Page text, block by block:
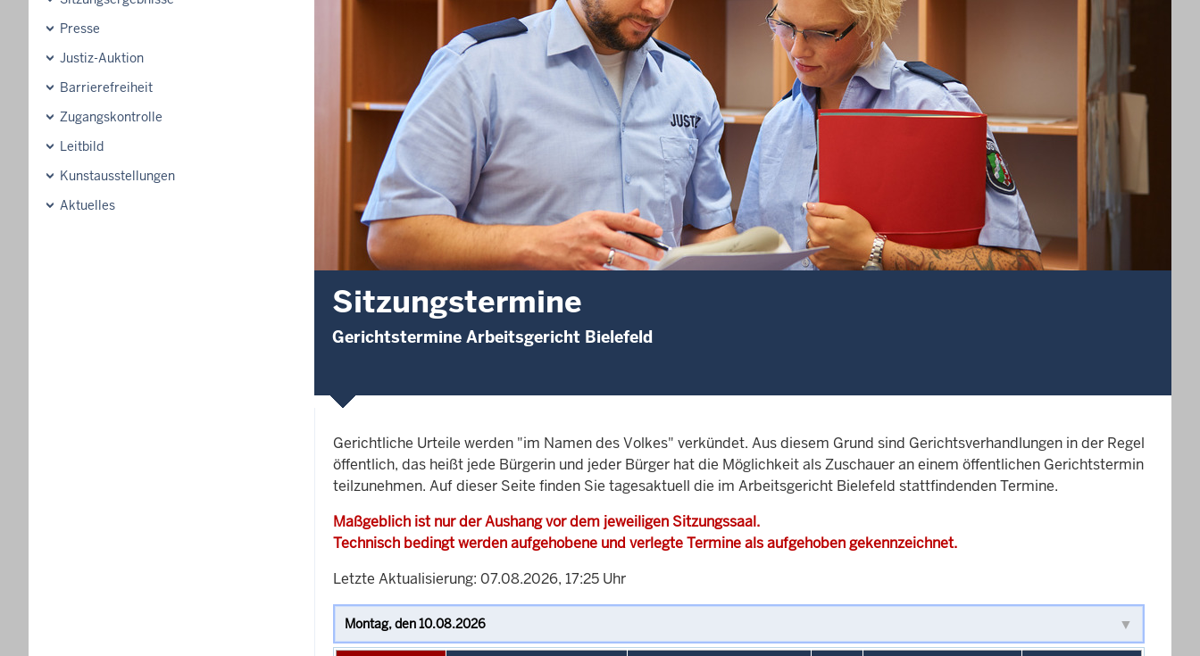
Presse
Justiz-Auktion
Barrierefreiheit
Zugangskontrolle
Leitbild
Kunstausstellungen
Aktuelles
Sitzungstermine
Gerichtstermine Arbeitsgericht Bielefeld
Gerichtliche Urteile werden "im Namen des Volkes" verkündet. Aus diesem Grund sind Gerichtsverhandlungen in der Regel
öffentlich, das heißt jede Bürgerin und jeder Bürger hat die Möglichkeit als Zuschauer an einem öffentlichen Gerichtstermin
teilzunehmen. Auf dieser Seite finden Sie tagesaktuell die im Arbeitsgericht Bielefeld stattfindenden Termine.
Maßgeblich ist nur der Aushang vor dem jeweiligen Sitzungssaal.
Technisch bedingt werden aufgehobene und verlegte Termine als aufgehoben gekennzeichnet.
Letzte Aktualisierung: 07.08.2026, 17:25 Uhr